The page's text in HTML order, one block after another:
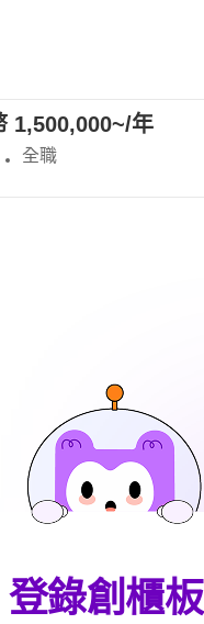
1,500,000~/年
全職
登錄創櫃板